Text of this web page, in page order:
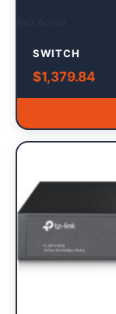
SWITCH
$1,379.84